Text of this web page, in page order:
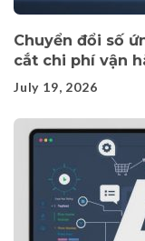
Chuyển đổi số
cắt chi phí vận
July 19, 2026